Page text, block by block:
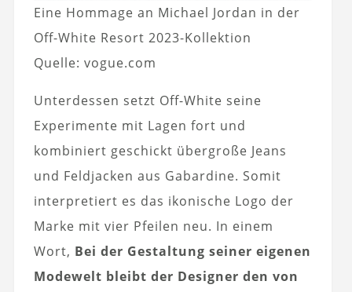
Eine Hommage an Michael Jordan in der
Off-White Resort 2023-Kollektion
Quelle: vogue.com
Unterdessen setzt Off-White seine
Experimente mit Lagen fort und
kombiniert geschickt übergroße Jeans
und Feldjacken aus Gabardine. Somit
interpretiert es das ikonische Logo der
Marke mit vier Pfeilen neu. In einem
Wort, Bei der Gestaltung seiner eigenen
Modewelt bleibt der Designer den von